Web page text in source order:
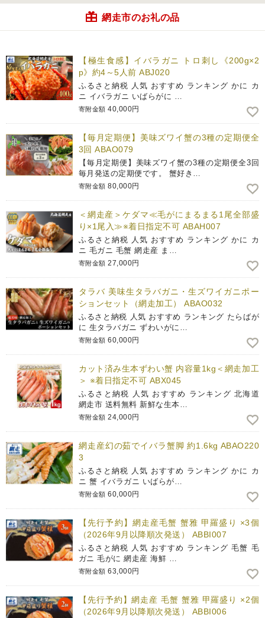
網走市のお礼の品
【極生食感】イバラガニ トロ刺し《200g×2
p》約4～5人前 ABJ020
ふるさと納税 人気 おすすめ ランキング かに カ
ニ イバラガニ いばらがに …
寄附金額 40,000円
【毎月定期便】美味ズワイ蟹の3種の定期便全
3回 ABAO079
【毎月定期便】美味ズワイ蟹の3種の定期便全3回
毎月発送の定期便です。 蟹好き…
寄附金額 80,000円
＜網走産＞ケダマ≪毛がにまるまる1尾全部盛
り×1尾入≫※着日指定不可 ABAH007
ふるさと納税 人気 おすすめ ランキング かに カ
ニ 毛ガニ 毛蟹 網走産 ま…
寄附金額 27,000円
タラバ 美味生タラバガニ・生ズワイガニポー
ションセット（網走加工） ABAO032
ふるさと納税 人気 おすすめ ランキング たらばが
に 生タラバガニ ずわいがに…
寄附金額 60,000円
カット済み生本ずわい蟹 内容量1kg＜網走加工
＞ ※着日指定不可 ABX045
ふるさと納税 人気 おすすめ ランキング 北海道
網走市 送料無料 新鮮な生本…
寄附金額 24,000円
網走産幻の茹でイバラ蟹脚 約1.6kg ABAO220
3
ふるさと納税 人気 おすすめ ランキング かに カ
ニ 蟹 イバラガニ いばらが…
寄附金額 60,000円
【先行予約】網走産毛蟹 蟹雅 甲羅盛り ×3個
（2026年9月以降順次発送） ABBI007
ふるさと納税 人気 おすすめ ランキング 毛蟹 毛
ガニ 毛がに 網走産 海鮮 …
寄附金額 63,000円
【先行予約】網走産 毛蟹 蟹雅 甲羅盛り ×2個
（2026年9月以降順次発送） ABBI006